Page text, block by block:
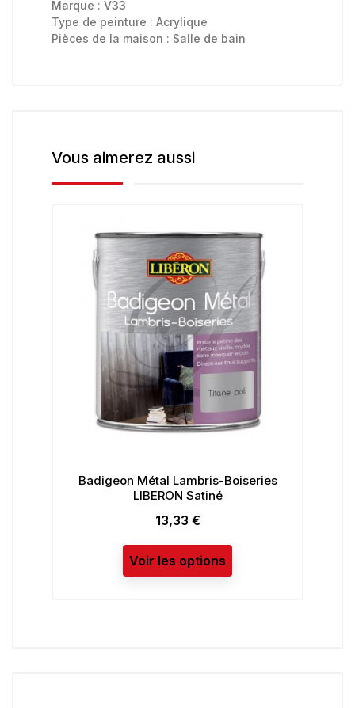
Marque : V33
Type de peinture : Acrylique
Pièces de la maison : Salle de bain
Vous aimerez aussi
Badigeon Métal Lambris-Boiseries
LIBERON Satiné
Prix
13,33 €
Voir les options